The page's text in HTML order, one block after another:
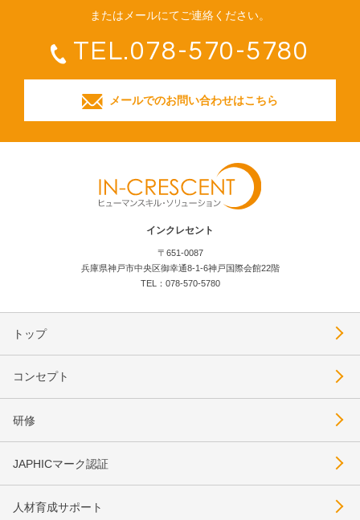
またはメールにてご連絡ください。
TEL.078-570-5780
メールでのお問い合わせはこちら
インクレセント
〒651-0087
兵庫県神戸市中央区御幸通8-1-6神戸国際会館22階
TEL：078-570-5780
トップ
コンセプト
研修
JAPHICマーク認証
人材育成サポート